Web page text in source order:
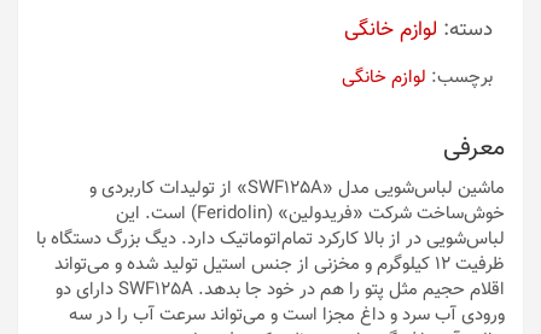
دسته: لوازم خانگی
برچسب: لوازم خانگی
معرفی
ماشین لباس‌شویی مدل «SWF125A» از تولیدات کاربردی و
خوش‌ساخت شرکت «فریدولین» (Feridolin) است. این
لباس‌شویی در از بالا کارکرد تمام‌اتوماتیک دارد. دیگ بزرگ دستگاه با
ظرفیت 12 کیلوگرم و مخزنی از جنس استیل تولید شده و می‌تواند
اقلام حجیم مثل پتو را هم در خود جا بدهد. SWF125A دارای دو
ورودی آب سرد و داغ مجزا است و می‌تواند سرعت آب را در سه